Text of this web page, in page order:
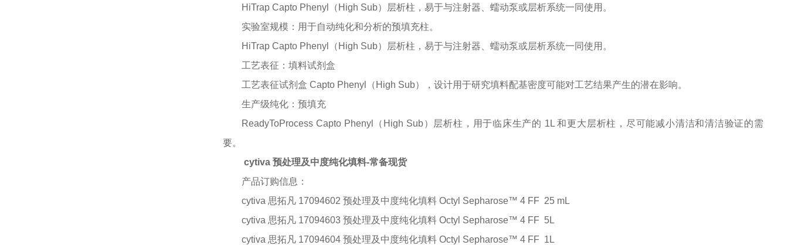
HiTrap Capto Phenyl（High Sub）层析柱，易于与注射器、蠕动泵或层析系统一同使用。
实验室规模：用于自动纯化和分析的预填充柱。
HiTrap Capto Phenyl（High Sub）层析柱，易于与注射器、蠕动泵或层析系统一同使用。
工艺表征：填料试剂盒
工艺表征试剂盒 Capto Phenyl（High Sub），设计用于研究填料配基密度可能对工艺结果产生的潜在影响。
生产级纯化：预填充
ReadyToProcess Capto Phenyl（High Sub）层析柱，用于临床生产的 1L 和更大层析柱，尽可能减小清洁和清洁验证的需
要。
cytiva 预处理及中度纯化填料-常备现货
产品订购信息：
cytiva 思拓凡 17094602 预处理及中度纯化填料 Octyl Sepharose™ 4 FF 25 mL
cytiva 思拓凡 17094603 预处理及中度纯化填料 Octyl Sepharose™ 4 FF 5L
cytiva 思拓凡 17094604 预处理及中度纯化填料 Octyl Sepharose™ 4 FF 1L